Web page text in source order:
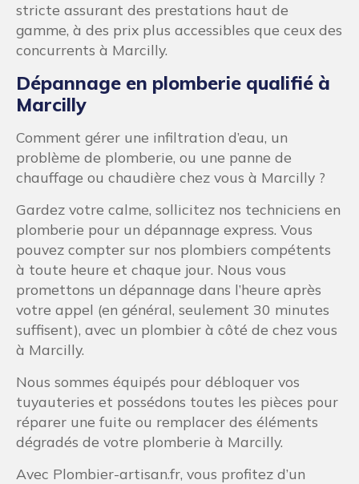
stricte assurant des prestations haut de
gamme, à des prix plus accessibles que ceux des
concurrents à Marcilly.
Dépannage en plomberie qualifié à
Marcilly
Comment gérer une infiltration d’eau, un
problème de plomberie, ou une panne de
chauffage ou chaudière chez vous à Marcilly ?
Gardez votre calme, sollicitez nos techniciens en
plomberie pour un dépannage express. Vous
pouvez compter sur nos plombiers compétents
à toute heure et chaque jour. Nous vous
promettons un dépannage dans l’heure après
votre appel (en général, seulement 30 minutes
suffisent), avec un plombier à côté de chez vous
à Marcilly.
Nous sommes équipés pour débloquer vos
tuyauteries et possédons toutes les pièces pour
réparer une fuite ou remplacer des éléments
dégradés de votre plomberie à Marcilly.
Avec Plombier-artisan.fr, vous profitez d’un